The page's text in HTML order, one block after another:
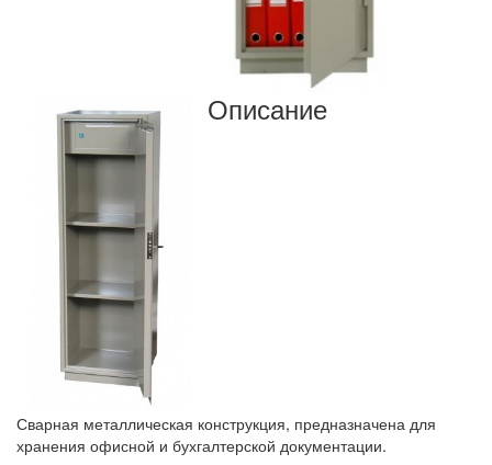
Описание
Сварная металлическая конструкция, предназначена для
хранения офисной и бухгалтерской документации.